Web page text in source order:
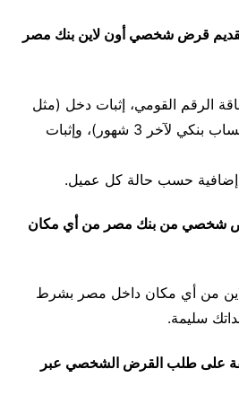
قرض شخصي أون لاين بنك مصر
الرقم القومي، إثبات دخل (مثل
قسائم الراتب أو كشف حساب بنكي لآخر 3 شهور)، وإثبات
إضافية حسب حالة كل عميل.
شخصي من بنك مصر من أي مكان
لاين من أي مكان داخل مصر بشرط
سليمة.
على طلب القرض الشخصي عبر